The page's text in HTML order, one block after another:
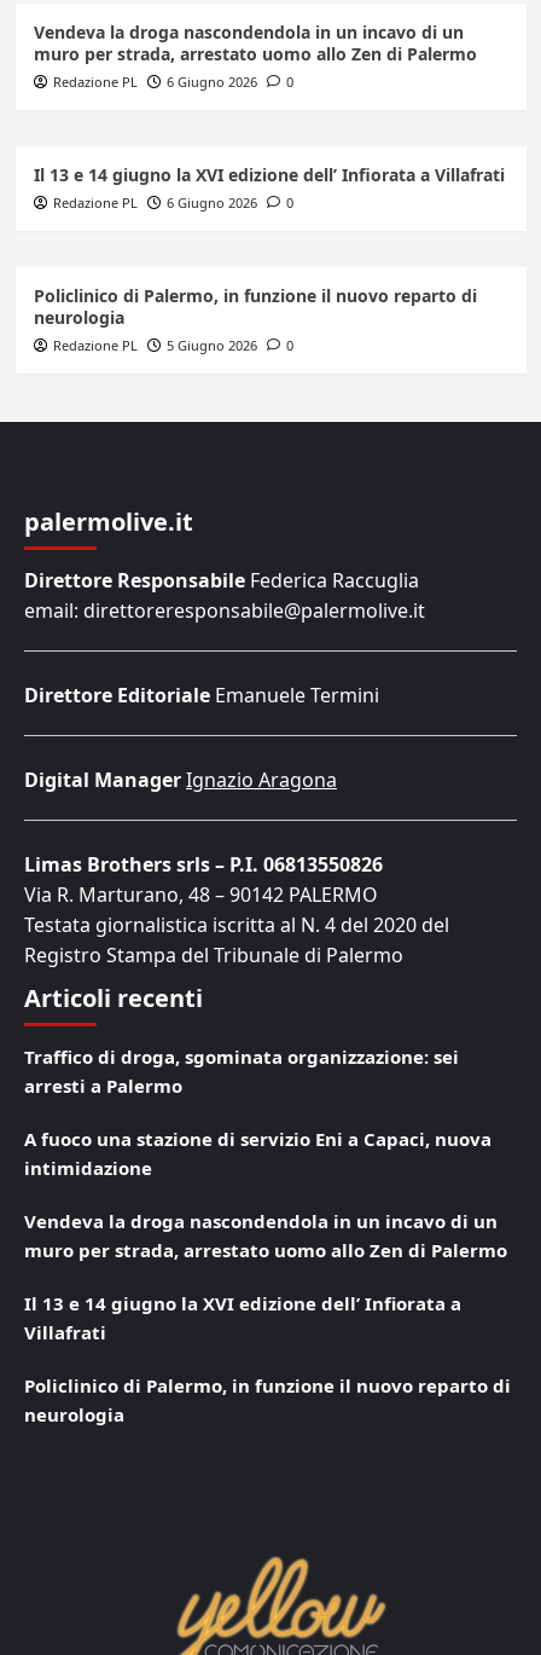
Vendeva la droga nascondendola in un incavo di un
muro per strada, arrestato uomo allo Zen di Palermo
Redazione PL 6 Giugno 2026 0
Il 13 e 14 giugno la XVI edizione dell’ Infiorata a Villafrati
Redazione PL 6 Giugno 2026 0
Policlinico di Palermo, in funzione il nuovo reparto di
neurologia
Redazione PL 5 Giugno 2026 0
palermolive.it
Direttore Responsabile Federica Raccuglia
email: direttoreresponsabile@palermolive.it
Direttore Editoriale Emanuele Termini
Digital ManagerIgnazio Aragona
Limas Brothers srls – P.I. 06813550826
Via R. Marturano, 48 – 90142 PALERMO
Testata giornalistica iscritta al N. 4 del 2020 del
Registro Stampa del Tribunale di Palermo
Articoli recenti
Traffico di droga, sgominata organizzazione: sei
arresti a Palermo
A fuoco una stazione di servizio Eni a Capaci, nuova
intimidazione
Vendeva la droga nascondendola in un incavo di un
muro per strada, arrestato uomo allo Zen di Palermo
Il 13 e 14 giugno la XVI edizione dell’ Infiorata a
Villafrati
Policlinico di Palermo, in funzione il nuovo reparto di
neurologia